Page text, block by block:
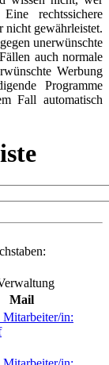
rechtssichere
gewährleistet.
unerwünschte
auch normale
Werbung
Programme
Fall automatisch
Mail